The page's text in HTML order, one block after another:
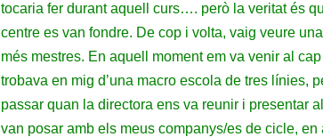
tocaria fer durant aquell curs…. però la veritat és
centre es van fondre. De cop i volta, vaig veure
més mestres. En aquell moment em va venir al
trobava en mig d’una macro escola de tres línies,
passar quan la directora ens va reunir i presentar
van posar amb els meus companys/es de cicle,